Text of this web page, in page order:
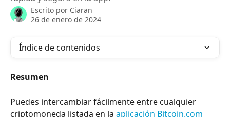
Escrito por Ciaran
26 de enero de 2024
Índice de contenidos
Resumen
Puedes intercambiar fácilmente entre cualquier
criptomoneda listada en la aplicación Bitcoin.com